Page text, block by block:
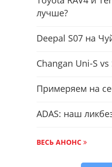
лучше?
Deepal S07 на
Changan Uni-S vs
Примеряем на
ADAS: наш
ВЕСЬ АНОНС